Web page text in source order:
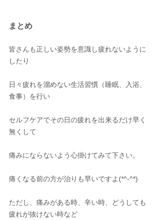
まとめ
皆さんも正しい姿勢を意識し疲れないように
したり
日々疲れを溜めない生活習慣（睡眠、入浴、
食事）を行い
セルフケアでその日の疲れを出来るだけ早く
無くして
痛みにならないよう心掛けてみて下さい。
痛くなる前の方が治りも早いですよ(*^-^*)
ただし、痛みがある時、辛い時、どうしても
疲れが抜けない時など